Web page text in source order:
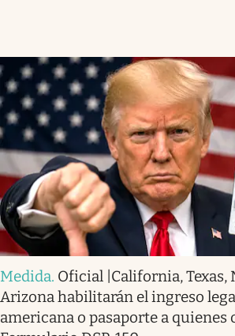
Medida. Oficial |California, Texas,
Arizona habilitarán el ingreso
americana o pasaporte a quienes